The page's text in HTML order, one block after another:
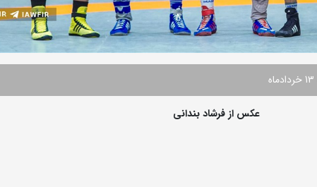
عکس از فرشاد بندانی